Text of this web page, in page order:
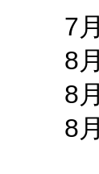
7
8
8
8